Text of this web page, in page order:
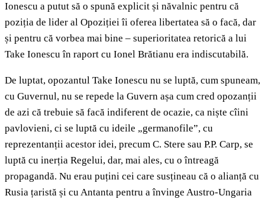
Ionescu a putut să o spună explicit și năvalnic pentru că
poziția de lider al Opoziției îi oferea libertatea să o facă, dar
și pentru că vorbea mai bine – superioritatea retorică a lui
Take Ionescu în raport cu Ionel Brătianu era indiscutabilă.
De luptat, opozantul Take Ionescu nu se luptă, cum spuneam,
cu Guvernul, nu se repede la Guvern așa cum cred opozanții
de azi că trebuie să facă indiferent de ocazie, ca niște cîini
pavlovieni, ci se luptă cu ideile „germanofile”, cu
reprezentanții acestor idei, precum C. Stere sau P.P. Carp, se
luptă cu inerția Regelui, dar, mai ales, cu o întreagă
propagandă. Nu erau puțini cei care susțineau că o alianță cu
Rusia țaristă și cu Antanta pentru a învinge Austro-Ungaria